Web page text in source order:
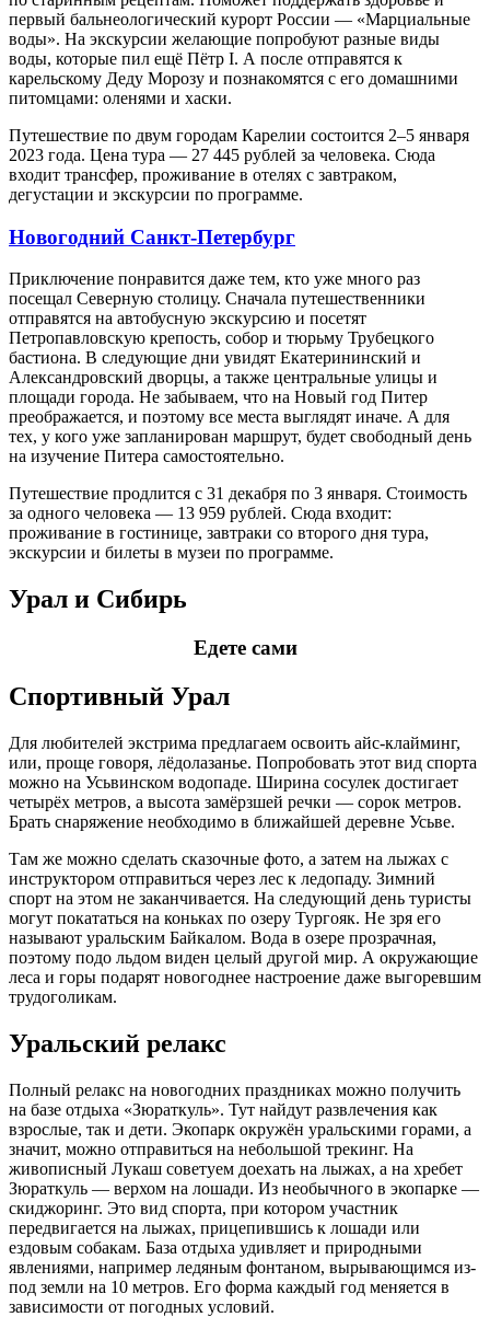
первый бальнеологический курорт России — «Марциальные
воды». На экскурсии желающие попробуют разные виды
воды, которые пил ещё Пётр I. А после отправятся к
карельскому Деду Морозу и познакомятся с его домашними
питомцами: оленями и хаски.
Путешествие по двум городам Карелии состоится 2–5 января
2023 года. Цена тура — 27 445 рублей за человека. Сюда
входит трансфер, проживание в отелях с завтраком,
дегустации и экскурсии по программе.
Новогодний Санкт-Петербург
Приключение понравится даже тем, кто уже много раз
посещал Северную столицу. Сначала путешественники
отправятся на автобусную экскурсию и посетят
Петропавловскую крепость, собор и тюрьму Трубецкого
бастиона. В следующие дни увидят Екатерининский и
Александровский дворцы, а также центральные улицы и
площади города. Не забываем, что на Новый год Питер
преображается, и поэтому все места выглядят иначе. А для
тех, у кого уже запланирован маршрут, будет свободный день
на изучение Питера самостоятельно.
Путешествие продлится с 31 декабря по 3 января. Стоимость
за одного человека — 13 959 рублей. Сюда входит:
проживание в гостинице, завтраки со второго дня тура,
экскурсии и билеты в музеи по программе.
Урал и Сибирь
Едете сами
Спортивный Урал
Для любителей экстрима предлагаем освоить айс-клайминг,
или, проще говоря, лёдолазанье. Попробовать этот вид спорта
можно на Усьвинском водопаде. Ширина сосулек достигает
четырёх метров, а высота замёрзшей речки — сорок метров.
Брать снаряжение необходимо в ближайшей деревне Усьве.
Там же можно сделать сказочные фото, а затем на лыжах с
инструктором отправиться через лес к ледопаду. Зимний
спорт на этом не заканчивается. На следующий день туристы
могут покататься на коньках по озеру Тургояк. Не зря его
называют уральским Байкалом. Вода в озере прозрачная,
поэтому подо льдом виден целый другой мир. А окружающие
леса и горы подарят новогоднее настроение даже выгоревшим
трудоголикам.
Уральский релакс
Полный релакс на новогодних праздниках можно получить
на базе отдыха «Зюраткуль». Тут найдут развлечения как
взрослые, так и дети. Экопарк окружён уральскими горами, а
значит, можно отправиться на небольшой трекинг. На
живописный Лукаш советуем доехать на лыжах, а на хребет
Зюраткуль — верхом на лошади. Из необычного в экопарке —
скиджоринг. Это вид спорта, при котором участник
передвигается на лыжах, прицепившись к лошади или
ездовым собакам. База отдыха удивляет и природными
явлениями, например ледяным фонтаном, вырывающимся из-
под земли на 10 метров. Его форма каждый год меняется в
зависимости от погодных условий.